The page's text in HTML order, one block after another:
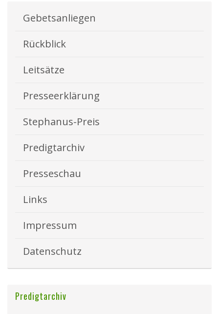
Gebetsanliegen
Rückblick
Leitsätze
Presseerklärung
Stephanus-Preis
Predigtarchiv
Presseschau
Links
Impressum
Datenschutz
Predigtarchiv